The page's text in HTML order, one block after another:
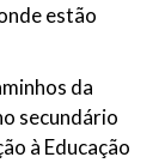
estão
da
secundário
à Educação